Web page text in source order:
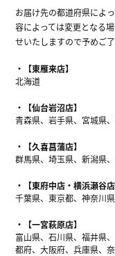
お届け先の都道府県によ
容によっては変更となる
せいたしますので予めご了
【東雁来店】
北海道
【仙台岩沼店】
青森県、岩手県、宮城県
【久喜菖蒲店】
群馬県、埼玉県、新潟県
【東府中店・横浜瀬谷店
千葉県、東京都、神奈川
【一宮萩原店】
富山県、石川県、福井県
都府、大阪府、兵庫県、